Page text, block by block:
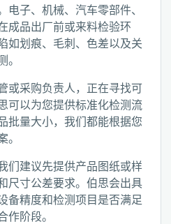
电子、机械、汽车零部件、
成品出厂前或来料检验环
如划痕、毛刺、色差以及关
。
或采购负责人，正在寻找可
可以为您提供标准化检测流
批量大小，我们都能根据您
。
们建议先提供产品图纸或样
尺寸公差要求。伯思会出具
备精度和检测项目是否满足
作阶段。